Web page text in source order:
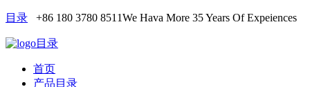
目录 +86 180 3780 8511We Hava More 35 Years Of Expeiences
目录
首页
产品目录